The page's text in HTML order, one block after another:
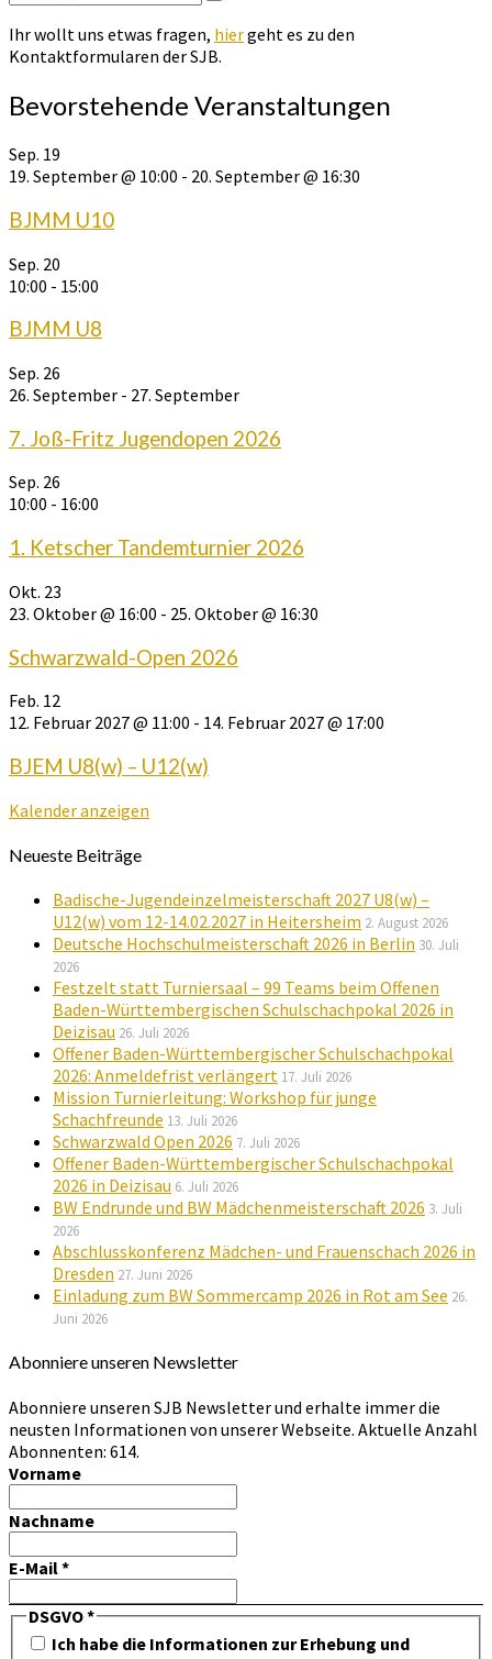
nach:
Suchen
Ihr wollt uns etwas fragen, hiergeht es zu den
Kontaktformularen der SJB.
Bevorstehende Veranstaltungen
Sep. 19
19. September @ 10:00 - 20. September @ 16:30
BJMM U10
Sep. 20
10:00 - 15:00
BJMM U8
Sep. 26
26. September - 27. September
7. Joß-Fritz Jugendopen 2026
Sep. 26
10:00 - 16:00
1. Ketscher Tandemturnier 2026
Okt. 23
23. Oktober @ 16:00 - 25. Oktober @ 16:30
Schwarzwald-Open 2026
Feb. 12
12. Februar 2027 @ 11:00 - 14. Februar 2027 @ 17:00
BJEM U8(w) – U12(w)
Kalender anzeigen
Neueste Beiträge
Badische-Jugendeinzelmeisterschaft 2027 U8(w) –
U12(w) vom 12-14.02.2027 in Heitersheim 2. August 2026
Deutsche Hochschulmeisterschaft 2026 in Berlin 30. Juli
2026
Festzelt statt Turniersaal – 99 Teams beim Offenen
Baden-Württembergischen Schulschachpokal 2026 in
Deizisau 26. Juli 2026
Offener Baden-Württembergischer Schulschachpokal
2026: Anmeldefrist verlängert 17. Juli 2026
Mission Turnierleitung: Workshop für junge
Schachfreunde 13. Juli 2026
Schwarzwald Open 2026 7. Juli 2026
Offener Baden-Württembergischer Schulschachpokal
2026 in Deizisau 6. Juli 2026
BW Endrunde und BW Mädchenmeisterschaft 2026 3. Juli
2026
Abschlusskonferenz Mädchen- und Frauenschach 2026 in
Dresden 27. Juni 2026
Einladung zum BW Sommercamp 2026 in Rot am See 26.
Juni 2026
Abonniere unseren Newsletter
Abonniere unseren SJB Newsletter und erhalte immer die
neusten Informationen von unserer Webseite. Aktuelle Anzahl
Abonnenten: 614.
Vorname
Nachname
E-Mail*
DSGVO*
Ich habe die Informationen zur Erhebung und